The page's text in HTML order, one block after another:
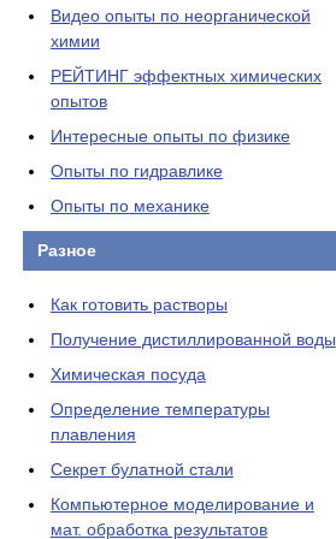
Видео опыты по неорганической
химии
РЕЙТИНГ эффектных химических
опытов
Интересные опыты по физике
Опыты по гидравлике
Опыты по механике
Разное
Как готовить растворы
Получение дистиллированной воды
Химическая посуда
Определение температуры
плавления
Секрет булатной стали
Компьютерное моделирование и
мат. обработка результатов